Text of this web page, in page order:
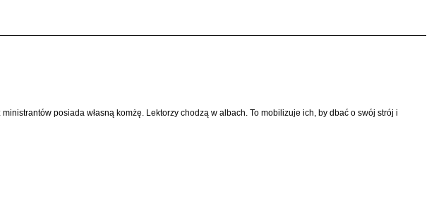
posiada własną komżę. Lektorzy chodzą w albach. To mobilizuje ich, by dbać o swój strój i